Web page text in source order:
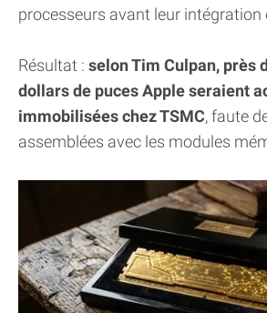
processeurs avant leur intégration
Résultat : selon Tim Culpan, près
dollars de puces Apple seraient
immobilisées chez TSMC, faute
assemblées avec les modules